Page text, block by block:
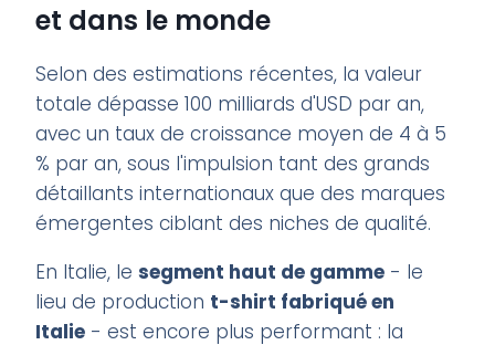
et dans le monde
Selon des estimations récentes, la valeur
totale dépasse 100 milliards d'USD par an,
avec un taux de croissance moyen de 4 à 5
% par an, sous l'impulsion tant des grands
détaillants internationaux que des marques
émergentes ciblant des niches de qualité.
En Italie, lesegment haut de gamme - le
lieu de production t-shirt fabriqué en
Italie - est encore plus performant : la